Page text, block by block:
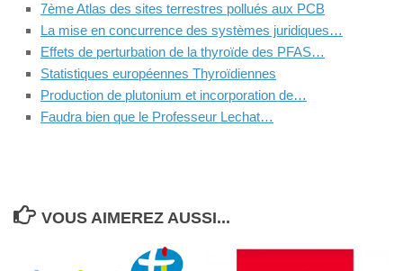
7ème Atlas des sites terrestres pollués aux PCB
La mise en concurrence des systèmes juridiques…
Effets de perturbation de la thyroïde des PFAS…
Statistiques européennes Thyroïdiennes
Production de plutonium et incorporation de…
Faudra bien que le Professeur Lechat…
VOUS AIMEREZ AUSSI...